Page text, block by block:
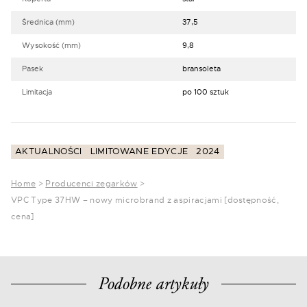
Średnica (mm) 37,5
Wysokość (mm) 9,8
Pasek bransoleta
Limitacja po 100 sztuk
AKTUALNOŚCI LIMITOWANE EDYCJE 2024
Home > Producenci zegarków >
VPC Type 37HW – nowy microbrand z aspiracjami [dostępność,
cena]
Podobne artykuły